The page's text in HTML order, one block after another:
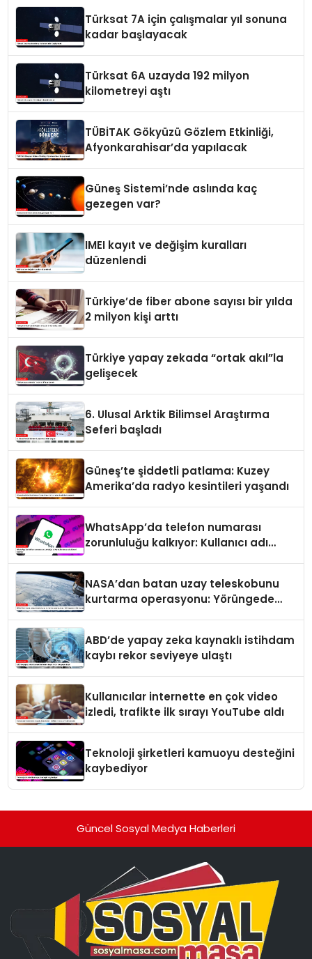
Türksat 7A için çalışmalar yıl sonuna
kadar başlayacak
Türksat 6A uzayda 192 milyon
kilometreyi aştı
TÜBİTAK Gökyüzü Gözlem Etkinliği,
Afyonkarahisar’da yapılacak
Güneş Sistemi’nde aslında kaç
gezegen var?
IMEI kayıt ve değişim kuralları
düzenlendi
Türkiye’de fiber abone sayısı bir yılda
2 milyon kişi arttı
Türkiye yapay zekada “ortak akıl”la
gelişecek
6. Ulusal Arktik Bilimsel Araştırma
Seferi başladı
Güneş’te şiddetli patlama: Kuzey
Amerika’da radyo kesintileri yaşandı
WhatsApp’da telefon numarası
zorunluluğu kalkıyor: Kullanıcı adı
NASA’dan batan uzay teleskobunu
kurtarma operasyonu: Yörüngede
ABD’de yapay zeka kaynaklı istihdam
kaybı rekor seviyeye ulaştı
Kullanıcılar internette en çok video
izledi, trafikte ilk sırayı YouTube aldı
Teknoloji şirketleri kamuoyu desteğini
kaybediyor
Güncel Sosyal Medya Haberleri